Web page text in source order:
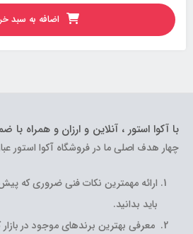
اضافه به سبد
با آکوا استور ، آنلاین و ارزان و همراه با
چهار هدف اصلی ما در فروشگاه آکوا استور
ارائه مهمترین نکات فنی ضروری که
باید بدانید.
معرفی بهترین برندهای موجود در بازار